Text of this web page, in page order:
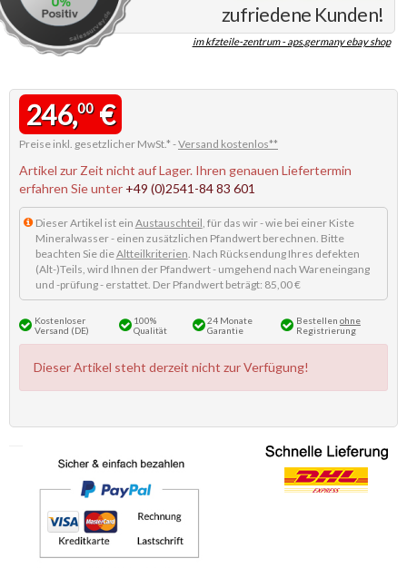
zufriedene Kunden!
im kfzteile-zentrum - aps.germany ebay shop
246,00€
Preise inkl. gesetzlicher MwSt.* -Versand kostenlos**
Artikel zur Zeit nicht auf Lager. Ihren genauen Liefertermin
erfahren Sie unter +49 (0)2541-84 83 601
Dieser Artikel ist ein Austauschteil, für das wir - wie bei einer Kiste
Mineralwasser - einen zusätzlichen Pfandwert berechnen. Bitte
beachten Sie dieAltteilkriterien. Nach Rücksendung Ihres defekten
(Alt-)Teils, wird Ihnen der Pfandwert - umgehend nach Wareneingang
und -prüfung - erstattet. Der Pfandwert beträgt: 85,00 €
Kostenloser
Versand (DE)
100%
Qualität
24 Monate
Garantie
Bestellen ohne
Registrierung
Dieser Artikel steht derzeit nicht zur Verfügung!